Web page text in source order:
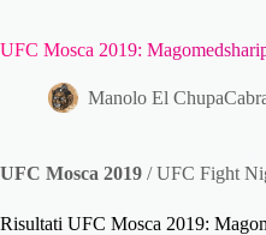
UFC Mosca 2019:
Manolo El
UFC Mosca 2019 / UFC Fight
Risultati UFC Mosca 2019: